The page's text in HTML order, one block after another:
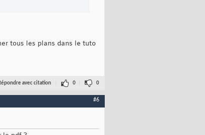
tous les plans dans le tuto
avec citation 0 0
#6